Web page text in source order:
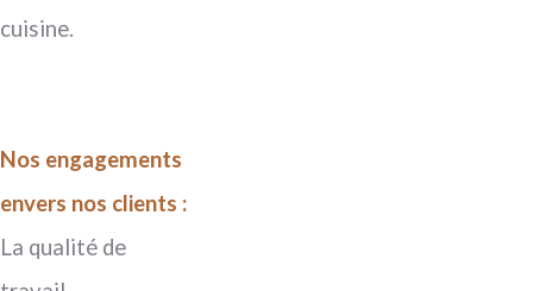
cuisine.
Nos engagements
envers nos clients :
La qualité de